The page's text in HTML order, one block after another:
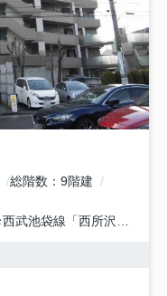
総階数
9階建
西武池袋線 「西所沢